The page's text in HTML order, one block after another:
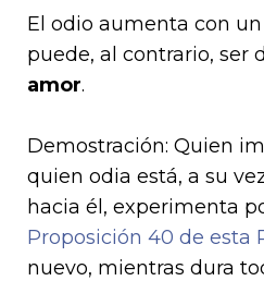
El odio aumenta con un
puede, al contra­rio, ser
amor.
Demostración: Quien
quien odia está, a su
hacia él, experimenta
Proposición 40 de esta
nuevo, mientras dura